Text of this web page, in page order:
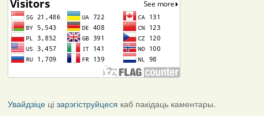
Увайдзіцеці зарэгіструйцеся каб пакідаць каментары.